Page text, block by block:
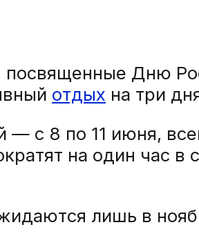
посвященные Дню
отдых на три
— с 8 по 11 июня,
на один час в
лишь в